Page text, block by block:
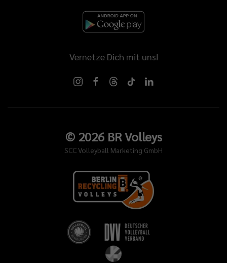
Vernetze Dich mit uns!
© 2026BR Volleys
SCC Volleyball Marketing GmbH